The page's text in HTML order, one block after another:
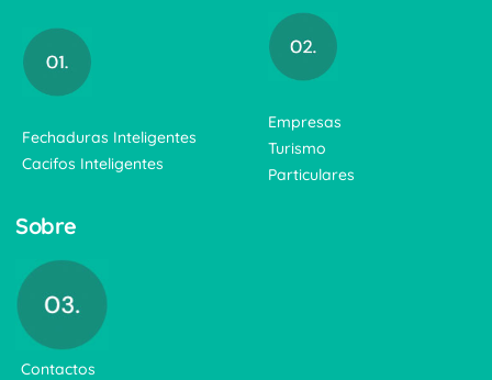
Fechaduras Inteligentes
Cacifos Inteligentes
Empresas
Turismo
Particulares
Sobre
Contactos